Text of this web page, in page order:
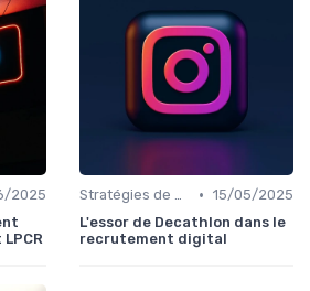
2025
Stratégies de Recrutement Digital • 15/05/2025
L'essor de Decathlon dans le
recrutement digital